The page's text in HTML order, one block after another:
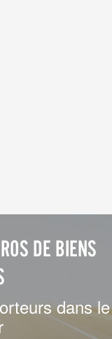
DE BIENS
dans le